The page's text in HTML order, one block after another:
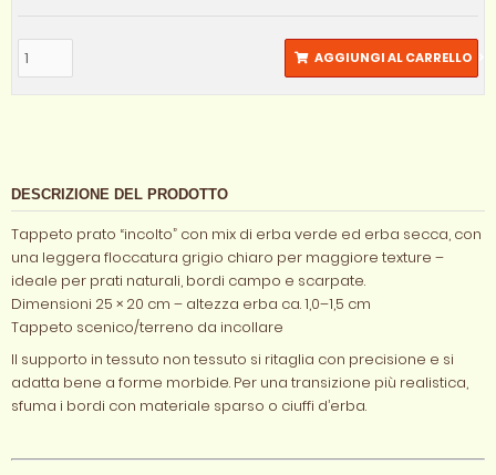
AGGIUNGI AL CARRELLO
DESCRIZIONE DEL PRODOTTO
Tappeto prato “incolto” con mix di erba verde ed erba secca, con
una leggera floccatura grigio chiaro per maggiore texture –
ideale per prati naturali, bordi campo e scarpate.
Dimensioni 25 × 20 cm – altezza erba ca. 1,0–1,5 cm
Tappeto scenico/terreno da incollare
Il supporto in tessuto non tessuto si ritaglia con precisione e si
adatta bene a forme morbide. Per una transizione più realistica,
sfuma i bordi con materiale sparso o ciuffi d’erba.